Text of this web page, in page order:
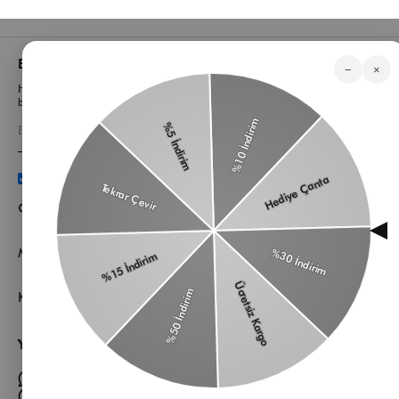
Bizden Haberler
Haberlerimiz, özel tekliflerimiz ve favori stillerimiz hakkında ilk siz
bilgi sahibi olun
Üyelik koşullarını ve kişisel verilerimin
korunmasını kabul
ediyorum.
Öne Çıkan Kategorilerimiz
Müşteri Hizmetleri
Kurumsal
Yardıma mı ihtiyacın var?
Müşteri Hizmetleri WhatsApp Hattı
− ×